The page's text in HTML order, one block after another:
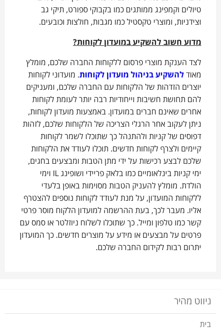
טיולים וקמפינג ממותגים כמו בקבוקי ספורט, תיקי גב
וצידניות, ומוצרי טקסטיל כמו מגבות, חולצות וכובעים.
מדוע חשוב להשקיע במועדון לקוחות?
לצד הענקת מוצרי פרסום ללקוחות החברה שלכם, מומלץ
מאוד להשקיע בניהול מועדון לקוחות. מועדוני לקוחות
יוצרים הזדהות של הלקוחות עם החברה שלכם, ומעניקים
להם תחושת חשיבות וייחודיות רבה יותר לעומת לקוחות
אחרים שאינם חברים במועדון. באמצעות מועדון לקוחות,
ניתן לעקוב אחר הרגלי הצריכה של הלקוחות שלכם, לזהות
דפוסים של קניות ולהתנהל כך שתוכלו לשמר לקוחות
קיימים ולצרף לקוחות חדשים. תוכלו לעודד את הלקוחות
שלכם לבצע רכישות על ידי מתן הטבות ומבצעים בחגים,
ימי קניות בינלאומיים כמו בלאק פריידי ושופינג IL וימי
הולדת. מומלץ להעניק הטבות מסוימות באופן בלעדי
ללקוחות המועדון, על מנת לעודד לקוחות נוספים להצטרף
אליו. מעבר לכך, בעת ההרשמה למועדון הלקוח מוסר פרטי
קשר כמו טלפון ומייל. כך שתוכלו לשלוח ניוזלטר או סמס עם
פרטים על מבצעים או מידע על מוצרים חדשים. כך המועדון
יתרום רבות לקידום החברה שלכם.
ניווט מהיר
בית